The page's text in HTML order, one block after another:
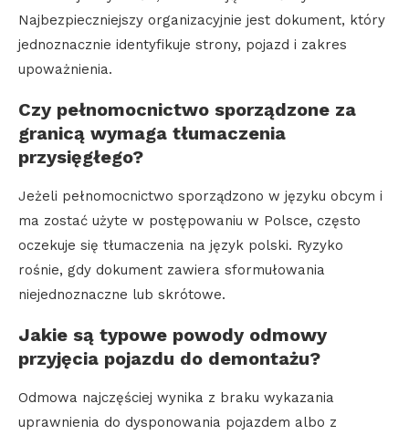
Najbezpieczniejszy organizacyjnie jest dokument, który
jednoznacznie identyfikuje strony, pojazd i zakres
upoważnienia.
Czy pełnomocnictwo sporządzone za
granicą wymaga tłumaczenia
przysięgłego?
Jeżeli pełnomocnictwo sporządzono w języku obcym i
ma zostać użyte w postępowaniu w Polsce, często
oczekuje się tłumaczenia na język polski. Ryzyko
rośnie, gdy dokument zawiera sformułowania
niejednoznaczne lub skrótowe.
Jakie są typowe powody odmowy
przyjęcia pojazdu do demontażu?
Odmowa najczęściej wynika z braku wykazania
uprawnienia do dysponowania pojazdem albo z